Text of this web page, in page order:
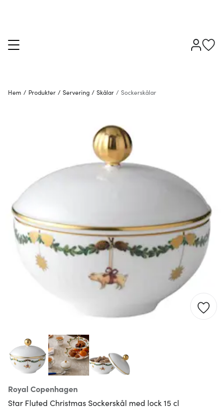
Hem / Produkter / Servering / Skålar / Sockerskålar
Royal Copenhagen
Star Fluted Christmas Sockerskål med lock 15 cl